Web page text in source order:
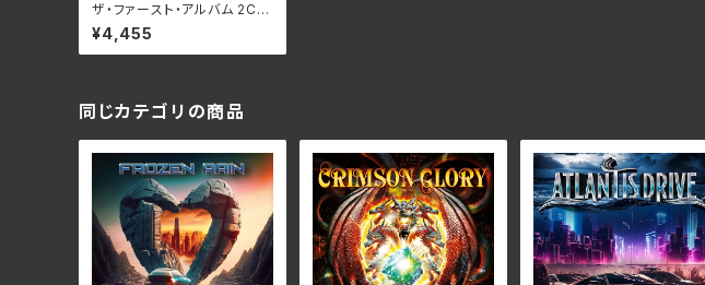
ザ‧ファースト‧アルバム 2CD
デラックス‧エディション/ワイ
ルド‧ホーシズ BELLE-264
400-1(仕様:SHM-CD+CD)
¥4,455
同じカテゴリの商品